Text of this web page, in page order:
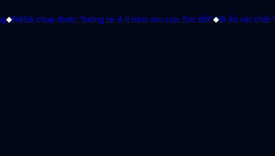
“tương lai 4 tỉ năm sau của Trái đất”◆Bí ẩn vật chất “ngoài Trái